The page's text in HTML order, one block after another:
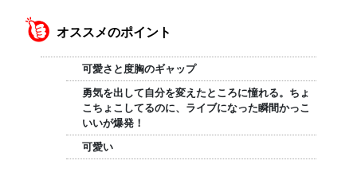
オススメのポイント
可愛さと度胸のギャップ
勇気を出して自分を変えたところに憧れる。ちょ
こちょこしてるのに、ライブになった瞬間かっこ
いいが爆発！
可愛い